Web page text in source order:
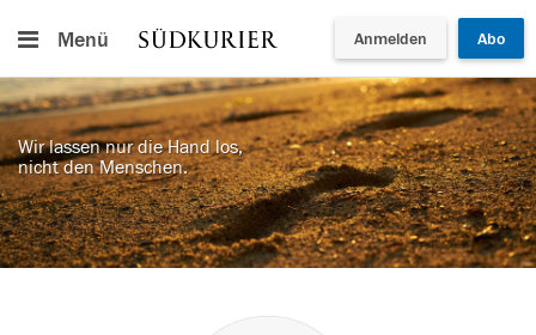
Menü Anmelden Abo
Wir lassen nur die Hand los,
nicht den Menschen.